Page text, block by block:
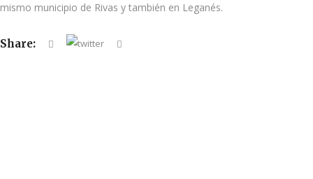
mismo municipio de Rivas y también en Leganés.
Share: